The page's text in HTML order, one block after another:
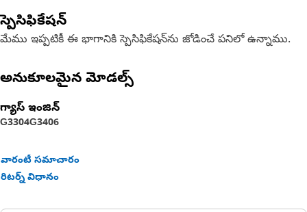
స్పెసిఫికేషన్
మేము ఇప్పటికీ ఈ భాగానికి స్పెసిఫికేషన్‌ను జోడించే పనిలో ఉన్నాము.
అనుకూలమైన మోడల్స్
గ్యాస్ ఇంజిన్
G3304G3406
వారంటీ సమాచారం
రిటర్న్ విధానం